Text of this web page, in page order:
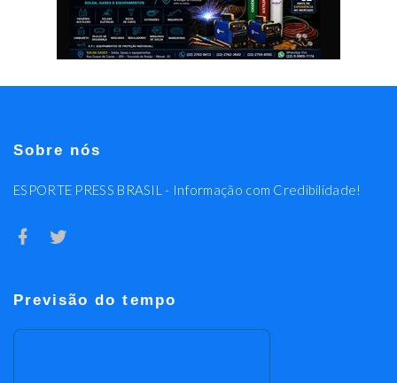
Sobre nós
ESPORTE PRESS BRASIL - Informação com Credibilidade!
Previsão do tempo